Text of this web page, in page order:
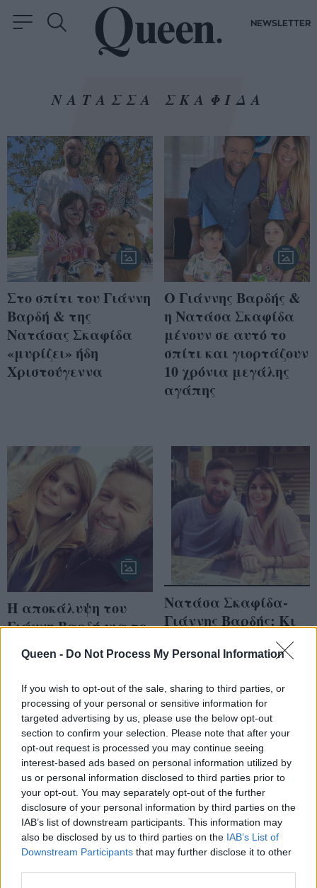
Queen - Do Not Process My Personal Information
If you wish to opt-out of the sale, sharing to third parties, or
processing of your personal or sensitive information for
targeted advertising by us, please use the below opt-out
section to confirm your selection. Please note that after your
opt-out request is processed you may continue seeing
interest-based ads based on personal information utilized by
us or personal information disclosed to third parties prior to
your opt-out. You may separately opt-out of the further
disclosure of your personal information by third parties on the
IAB’s list of downstream participants. This information may
also be disclosed by us to third parties on the IAB’s List of
Downstream Participants that may further disclose it to other
NEWSLETTER
ΝΑΤΑΣΣΑ ΣΚΑΦΙΔΑ
Στο σπίτι του Γιάννη
Βαρδή & της
Νατάσας Σκαφίδα
«μυρίζει» ήδη
Χριστούγεννα
Ο Γιάννης Βαρδής &
η Νατάσα Σκαφίδα
μένουν σε αυτό το
σπίτι και γιορτάζουν
10 χρόνια μεγάλης
αγάπης
Η απoκάλυψη του
Γιάννη Βαρδή για το
γιο του που έρχεται
και τα δάκρυα της
γυναίκας του
Νατάσα Σκαφίδα-
Γιάννης Βαρδής: Κι
νωρίτερα! Δείτε το
δέντρο τους